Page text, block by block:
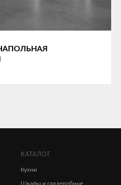
КАТАЛОГ
Кухни
Шкафы и гардеробные